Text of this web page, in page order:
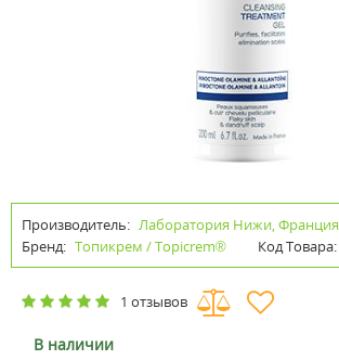
Производитель: Лаборатория Нижи, Франция
Бренд: Топикрем / Topicrem® Код Товара:
1 отзывов
В наличии